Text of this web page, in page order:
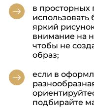
в
яркий
внимание на
чтобы не
образ;
если в
подбирайте